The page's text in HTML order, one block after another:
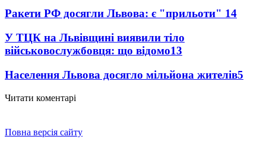
Ракети РФ досягли Львова: є "прильоти" 14
У ТЦК на Львівщині виявили тіло
військовослужбовця: що відомо13
Населення Львова досягло мільйона жителів5
Читати коментарі
Повна версія сайту